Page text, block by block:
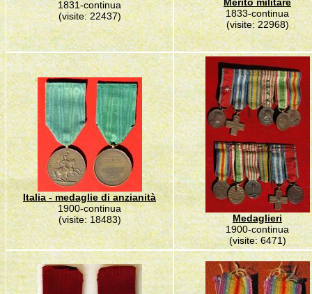
1831-continua
(visite: 22437)
1833-continua
(visite: 22968)
Italia - medaglie di anzianità
1900-continua
(visite: 18483)
Medaglieri
1900-continua
(visite: 6471)